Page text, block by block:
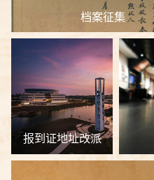
档案征集
报到证地址改派